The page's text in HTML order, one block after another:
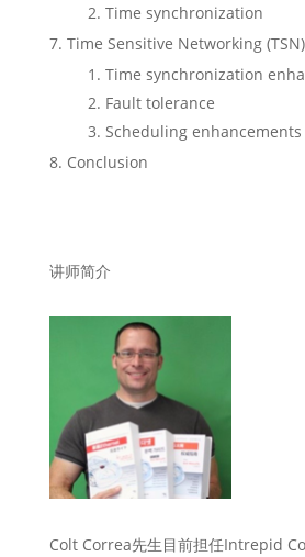
Time synchronization
Time Sensitive Networking
Time synchronization
Fault tolerance
Scheduling enhancements
Conclusion
讲师简介
Colt Correa先生目前担任Intrepid